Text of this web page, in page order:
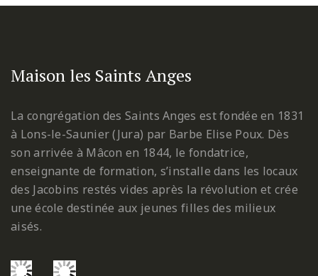
Maison les Saints Anges
La congrégation des Saints Anges est fondée en 1831
à Lons-le-Saunier (Jura) par Barbe Elise Poux. Dès
son arrivée à Mâcon en 1844, le fondatrice,
enseignante de formation, s’installe dans les locaux
des Jacobins restés vides après la révolution et crée
une école destinée aux jeunes filles des milieux
aisés.